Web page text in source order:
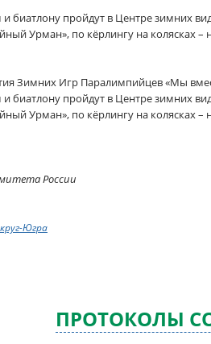
биатлону пройдут в Центре зимних
Урман», по кёрлингу на колясках
Зимних Игр Паралимпийцев «Мы
биатлону пройдут в Центре зимних
Урман», по кёрлингу на колясках
России
Югра
ПРОТОКОЛЫ